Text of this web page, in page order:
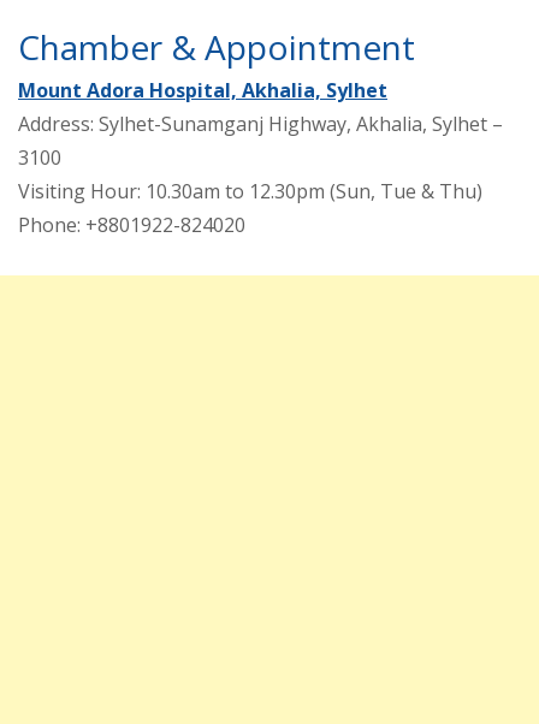
Chamber & Appointment
Mount Adora Hospital, Akhalia, Sylhet
Address: Sylhet-Sunamganj Highway, Akhalia, Sylhet –
3100
Visiting Hour: 10.30am to 12.30pm (Sun, Tue & Thu)
Phone: +8801922-824020